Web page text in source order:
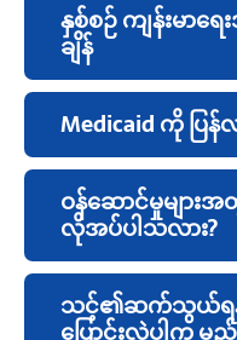
နှစ်စဉ် ကျန်းမာရ
ချိန်
Medicaid ကို ပြ
ဝန်ဆောင်မှုများ
လိုအပ်ပါသလား?
သင့်၏ဆက်သွယ်ရန်
ပြောင်းလဲပါက မ